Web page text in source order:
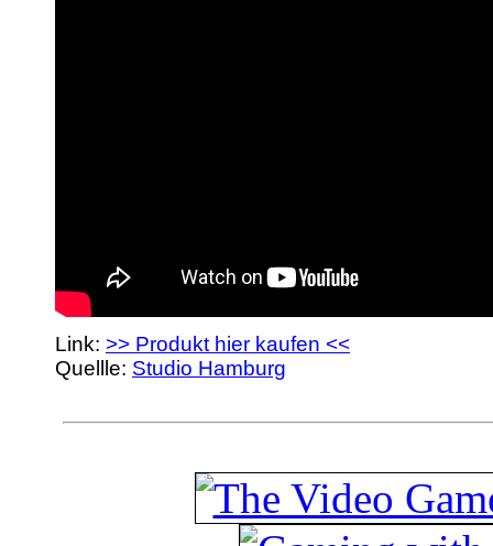
Link: >> Produkt hier kaufen <<
Quellle: Studio Hamburg